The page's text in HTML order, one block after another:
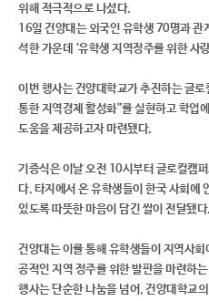
위해 적극적으로 나섰다.
16일 건양대는 외국인 유학생 70명과
석한 가운데 ‘유학생 지역정주를 위한 사
이번 행사는 건양대학교가 추진하는 글
통한 지역경제 활성화”를 실현하고 학업
도움을 제공하고자 마련됐다.
기증식은 이날 오전 10시부터 글로컬캠
다. 타지에서 온 유학생들이 한국 사회에
있도록 따뜻한 마음이 담긴 쌀이 전달됐다.
건양대는 이를 통해 유학생들이 지역사
공적인 지역 정주를 위한 발판을 마련하
행사는 단순한 나눔을 넘어, 건양대학교